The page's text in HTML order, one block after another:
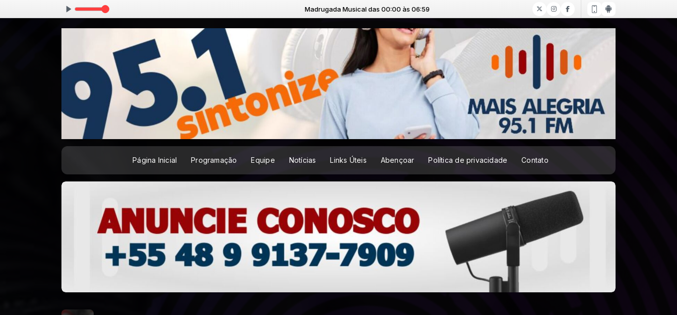
Madrugada Musical das 00:00 às 06:59
Página Inicial Programação Equipe Notícias Links Úteis Abençoar Política de privacidade Contato